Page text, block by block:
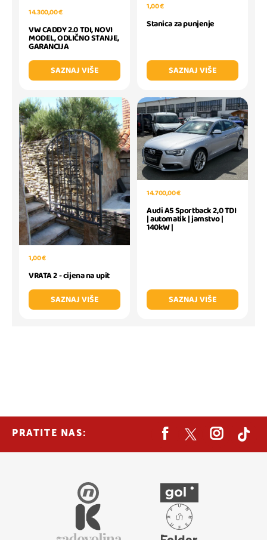
14.300,00 €
VW CADDY 2.0 TDI, NOVI
MODEL, ODLIČNO STANJE,
GARANCIJA
SAZNAJ VIŠE
1,00 €
Stanica za punjenje
SAZNAJ VIŠE
1,00 €
VRATA 2 - cijena na upit
SAZNAJ VIŠE
14.700,00 €
Audi A5 Sportback 2,0 TDI
| automatik | jamstvo |
140kW |
SAZNAJ VIŠE
PRATITE NAS: